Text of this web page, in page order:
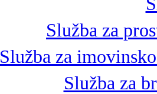
Služba za
Služba za
Služba za